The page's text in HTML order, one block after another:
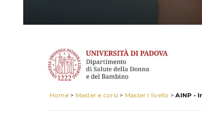
Home> Master e corsi > Master I livello >AINP -